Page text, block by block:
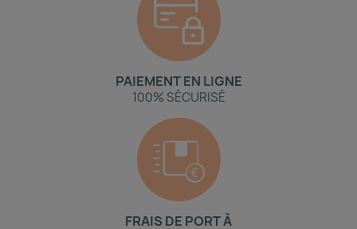
PAIEMENT EN LIGNE
100% SÉCURISÉ
FRAIS DE PORT À